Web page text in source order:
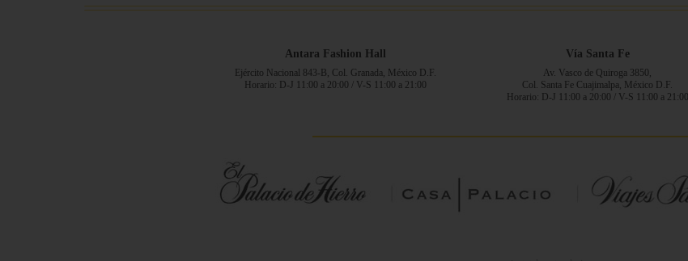
Antara Fashion Hall
Ejército Nacional 843-B, Col. Granada, México D.F.
Horario: D-J 11:00 a 20:00 / V-S 11:00 a 21:00
Vía Santa Fe
Av. Vasco de Quiroga 3850,
Col. Santa Fe Cuajimalpa, México D.F.
Horario: D-J 11:00 a 20:00 / V-S 11:00 a 21:00